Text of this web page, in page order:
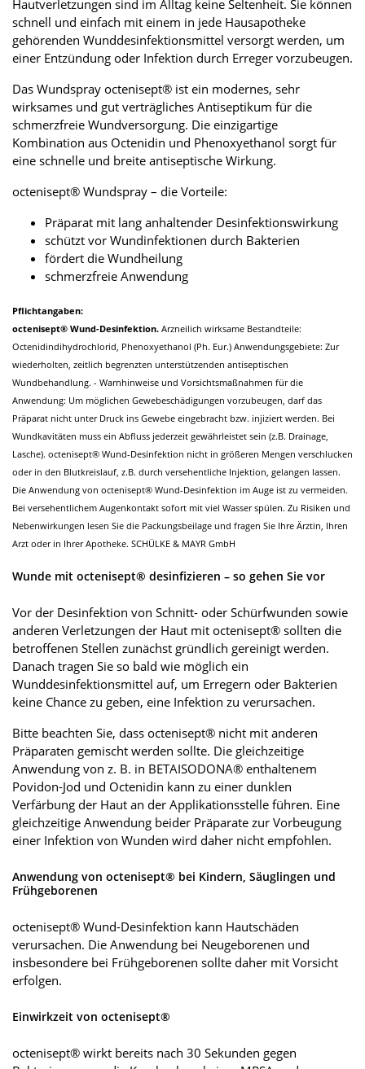
Hautverletzungen sind im Alltag keine Seltenheit. Sie können
schnell und einfach mit einem in jede Hausapotheke
gehörenden Wunddesinfektionsmittel versorgt werden, um
einer Entzündung oder Infektion durch Erreger vorzubeugen.
Das Wundspray octenisept® ist ein modernes, sehr
wirksames und gut verträgliches Antiseptikum für die
schmerzfreie Wundversorgung. Die einzigartige
Kombination aus Octenidin und Phenoxyethanol sorgt für
eine schnelle und breite antiseptische Wirkung.
octenisept® Wundspray – die Vorteile:
Präparat mit lang anhaltender Desinfektionswirkung
schützt vor Wundinfektionen durch Bakterien
fördert die Wundheilung
schmerzfreie Anwendung
Pflichtangaben:
octenisept® Wund-Desinfektion. Arzneilich wirksame Bestandteile:
Octenidindihydrochlorid, Phenoxyethanol (Ph. Eur.) Anwendungsgebiete: Zur
wiederholten, zeitlich begrenzten unterstützenden antiseptischen
Wundbehandlung. - Warnhinweise und Vorsichtsmaßnahmen für die
Anwendung: Um möglichen Gewebeschädigungen vorzubeugen, darf das
Präparat nicht unter Druck ins Gewebe eingebracht bzw. injiziert werden. Bei
Wundkavitäten muss ein Abfluss jederzeit gewährleistet sein (z.B. Drainage,
Lasche). octenisept® Wund-Desinfektion nicht in größeren Mengen verschlucken
oder in den Blutkreislauf, z.B. durch versehentliche Injektion, gelangen lassen.
Die Anwendung von octenisept® Wund-Desinfektion im Auge ist zu vermeiden.
Bei versehentlichem Augenkontakt sofort mit viel Wasser spülen. Zu Risiken und
Nebenwirkungen lesen Sie die Packungsbeilage und fragen Sie Ihre Ärztin, Ihren
Arzt oder in Ihrer Apotheke. SCHÜLKE & MAYR GmbH
Wunde mit octenisept® desinfizieren – so gehen Sie vor
Vor der Desinfektion von Schnitt- oder Schürfwunden sowie
anderen Verletzungen der Haut mit octenisept® sollten die
betroffenen Stellen zunächst gründlich gereinigt werden.
Danach tragen Sie so bald wie möglich ein
Wunddesinfektionsmittel auf, um Erregern oder Bakterien
keine Chance zu geben, eine Infektion zu verursachen.
Bitte beachten Sie, dass octenisept® nicht mit anderen
Präparaten gemischt werden sollte. Die gleichzeitige
Anwendung von z. B. in BETAISODONA® enthaltenem
Povidon-Jod und Octenidin kann zu einer dunklen
Verfärbung der Haut an der Applikationsstelle führen. Eine
gleichzeitige Anwendung beider Präparate zur Vorbeugung
einer Infektion von Wunden wird daher nicht empfohlen.
Anwendung von octenisept® bei Kindern, Säuglingen und
Frühgeborenen
octenisept® Wund-Desinfektion kann Hautschäden
verursachen. Die Anwendung bei Neugeborenen und
insbesondere bei Frühgeborenen sollte daher mit Vorsicht
erfolgen.
Einwirkzeit von octenisept®
octenisept® wirkt bereits nach 30 Sekunden gegen